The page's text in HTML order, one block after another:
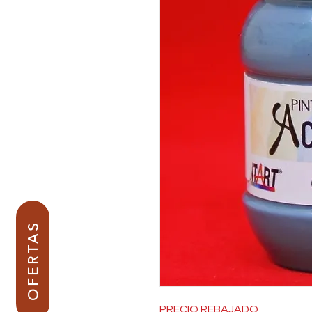
OFERTAS
PRECIO REBAJADO